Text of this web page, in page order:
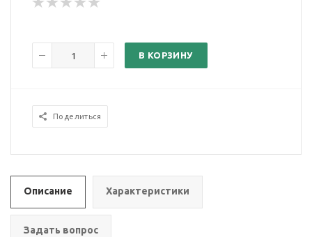
В КОРЗИНУ
Поделиться
Описание Характеристики
Задать вопрос